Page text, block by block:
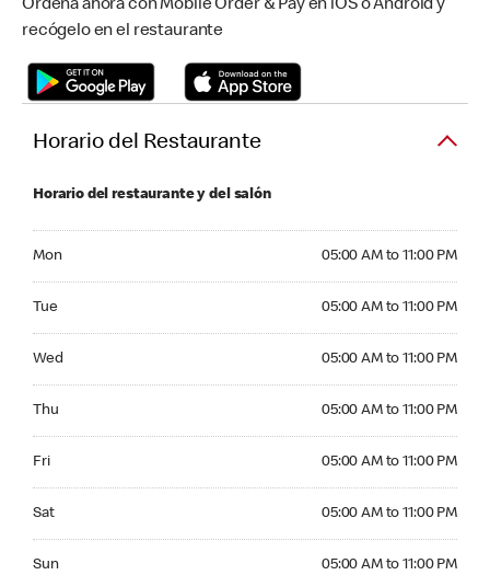
Ordena ahora con Mobile Order & Pay en iOS o Android y
recógelo en el restaurante
Horario del Restaurante
Horario del restaurante y del salón
Mon 05:00 AM to 11:00 PM
Tue 05:00 AM to 11:00 PM
Wed 05:00 AM to 11:00 PM
Thu 05:00 AM to 11:00 PM
Fri 05:00 AM to 11:00 PM
Sat 05:00 AM to 11:00 PM
Sun 05:00 AM to 11:00 PM